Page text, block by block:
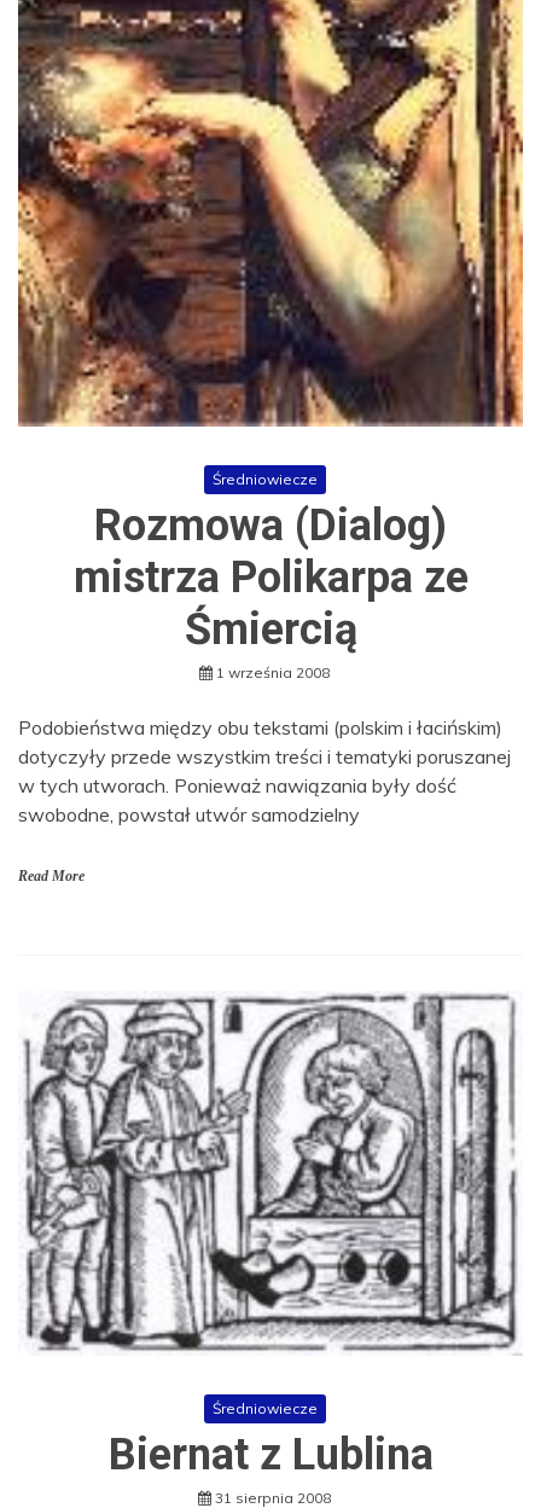
Średniowiecze
Rozmowa (Dialog)
mistrza Polikarpa ze
Śmiercią
1 września 2008
Podobieństwa między obu tekstami (polskim i łacińskim)
dotyczyły przede wszystkim treści i tematyki poruszanej
w tych utworach. Ponieważ nawiązania były dość
swobodne, powstał utwór samodzielny
Read More
Średniowiecze
Biernat z Lublina
31 sierpnia 2008